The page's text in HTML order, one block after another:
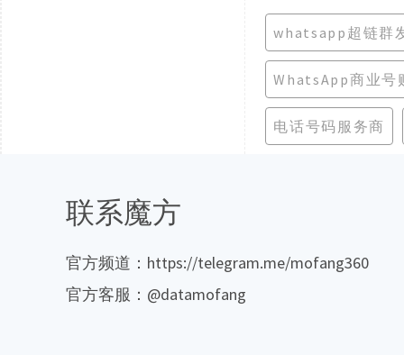
whatsapp超链群
WhatsApp商业号
电话号码服务商
联系魔方
官方频道：https://telegram.me/mofang360
官方客服：@datamofang